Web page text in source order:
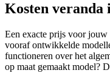
Kosten
Een exacte prijs voor jouw
vooraf ontwikkelde
functioneren over het
op maat gemaakt model?